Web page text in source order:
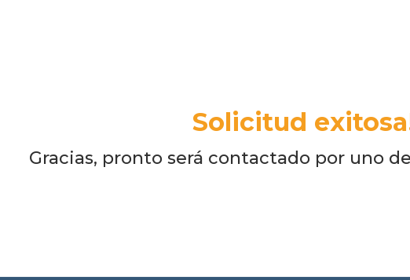
Solicitud
Gracias, pronto será contactado por uno